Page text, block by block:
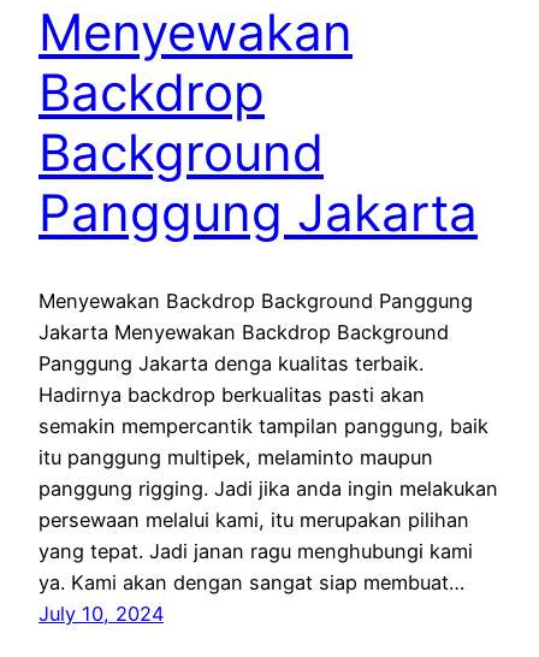
Menyewakan
Backdrop
Background
Panggung Jakarta
Menyewakan Backdrop Background Panggung
Jakarta Menyewakan Backdrop Background
Panggung Jakarta denga kualitas terbaik.
Hadirnya backdrop berkualitas pasti akan
semakin mempercantik tampilan panggung, baik
itu panggung multipek, melaminto maupun
panggung rigging. Jadi jika anda ingin melakukan
persewaan melalui kami, itu merupakan pilihan
yang tepat. Jadi janan ragu menghubungi kami
ya. Kami akan dengan sangat siap membuat…
July 10, 2024